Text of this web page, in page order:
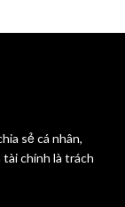
sẻ cá nhân,
chính là trách